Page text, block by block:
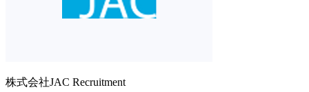
株式会社JAC Recruitment